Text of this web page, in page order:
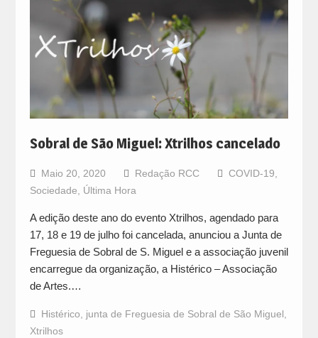
Sobral de São Miguel: Xtrilhos cancelado
Maio 20, 2020 Redação RCC COVID-19,
Sociedade, Última Hora
A edição deste ano do evento Xtrilhos, agendado para
17, 18 e 19 de julho foi cancelada, anunciou a Junta de
Freguesia de Sobral de S. Miguel e a associação juvenil
encarregue da organização, a Histérico – Associação
de Artes.…
Histérico, junta de Freguesia de Sobral de São Miguel,
Xtrilhos